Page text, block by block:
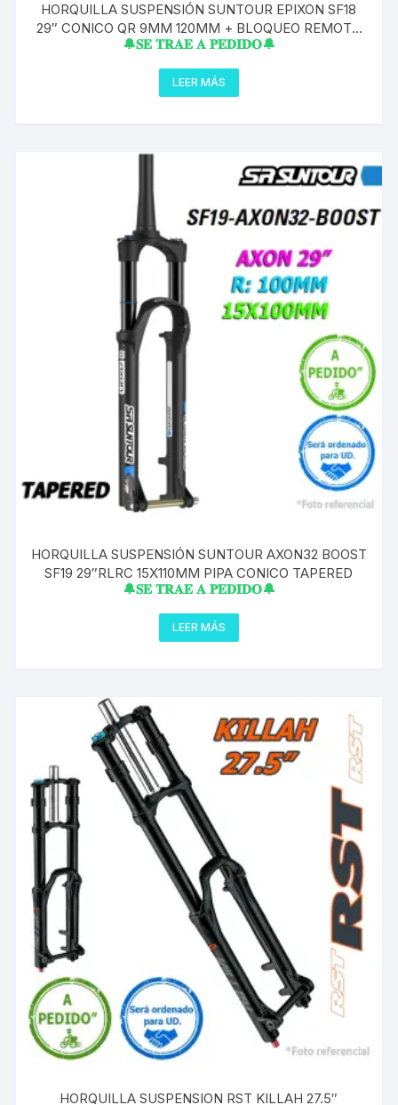
HORQUILLA SUSPENSIÓN SUNTOUR EPIXON SF18
29″ CONICO QR 9MM 120MM + BLOQUEO REMOTO
PIPA CONICO TAPERED
🔔𝐒𝐄 𝐓𝐑𝐀𝐄 𝐀 𝐏𝐄𝐃𝐈𝐃𝐎🔔
LEER MÁS
HORQUILLA SUSPENSIÓN SUNTOUR AXON32 BOOST
SF19 29″RLRC 15X110MM PIPA CONICO TAPERED
🔔𝐒𝐄 𝐓𝐑𝐀𝐄 𝐀 𝐏𝐄𝐃𝐈𝐃𝐎🔔
LEER MÁS
HORQUILLA SUSPENSION RST KILLAH 27.5″